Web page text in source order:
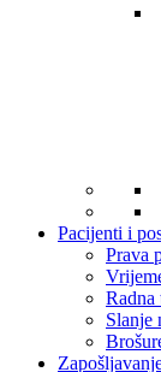
Pacijenti i
Prava
Radna
Slanje